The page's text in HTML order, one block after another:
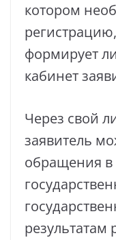
котором
формирует
кабинет
Через свой
заявитель
обращения
результатам